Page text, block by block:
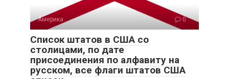
Америка 0
Список штатов в США со
столицами, по дате
присоединения по алфавиту на
русском, все флаги штатов США